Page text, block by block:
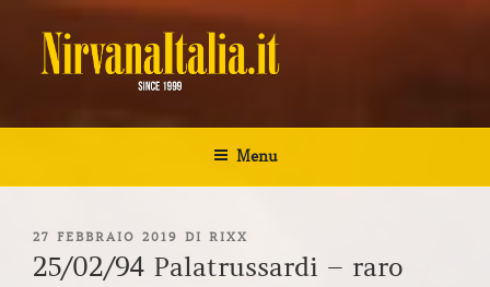
contenuto
NIRVANA ITALIA
Menu
PUBBLICATO
IL
27 FEBBRAIO 2019 DI RIXX
25/02/94 Palatrussardi – raro